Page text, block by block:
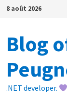
Passer
8 août 2026
Blog
.NET developer.